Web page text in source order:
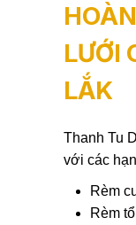
LƯỚI
LẮK
Thanh Tu
với các
Rèm
Rèm